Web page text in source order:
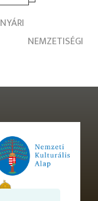
NYÁRI
NEMZETISÉGI